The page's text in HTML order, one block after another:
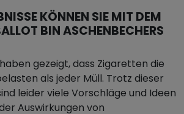
KÖNNEN SIE MIT DEM
BIN ASCHENBECHERS
gezeigt, dass Zigaretten die
als jeder Müll. Trotz dieser
leider viele Vorschläge und Ideen
Auswirkungen von